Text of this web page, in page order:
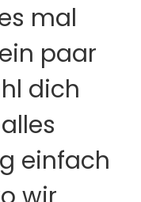
mal
paar
dich
einfach